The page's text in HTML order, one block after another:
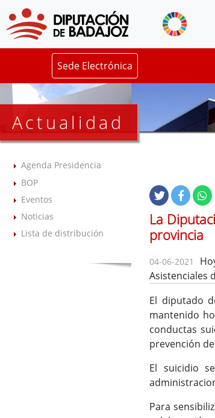
Sede Electrónica
Actualidad
Agenda Presidencia
BOP
Eventos
Noticias
Lista de distribución
La
provincia
04-06-2021
Asistenciales
El diputado
mantenido
conductas
prevención
El suicidio
Para